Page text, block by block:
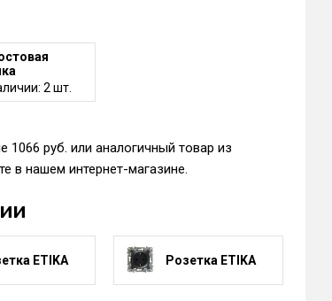
2 шт.
1066 руб. или аналогичный товар из
в нашем интернет-магазине.
ETIKA Розетка ETIKA